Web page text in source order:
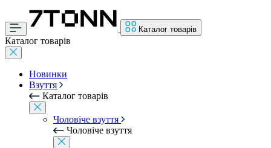
Каталог товарів
Каталог товарів
Новинки
Взуття
Каталог товарів
Чоловіче взуття
Чоловіче взуття